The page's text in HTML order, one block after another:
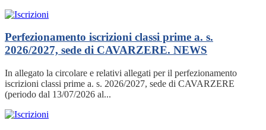
Perfezionamento iscrizioni classi prime a. s.
2026/2027, sede di CAVARZERE. NEWS
In allegato la circolare e relativi allegati per il perfezionamento
iscrizioni classi prime a. s. 2026/2027, sede di CAVARZERE
(periodo dal 13/07/2026 al...